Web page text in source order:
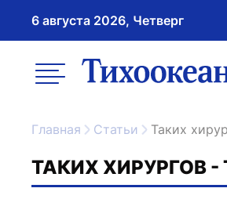
6 августа 2026, Четверг
меню
Главная Статьи Таких
ТАКИХ ХИРУРГОВ